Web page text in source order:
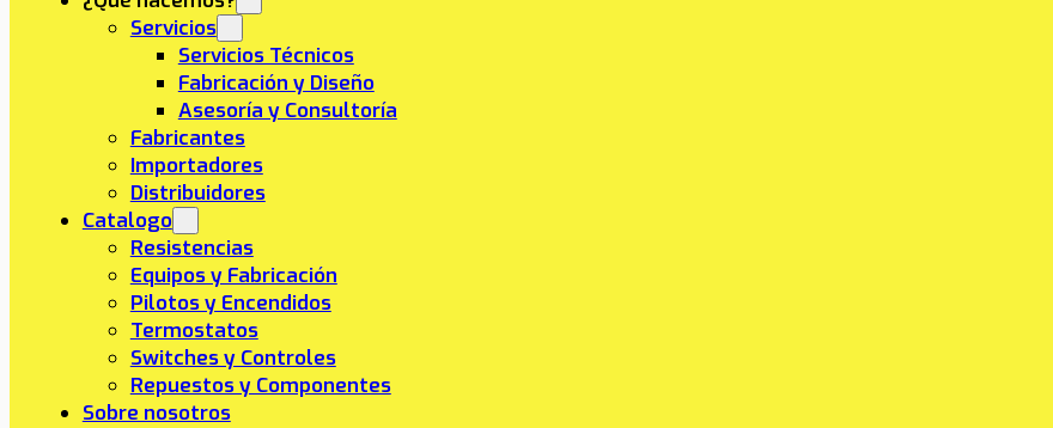
Servicios
Servicios Técnicos
Fabricación y Diseño
Asesoría y Consultoría
Fabricantes
Importadores
Distribuidores
Catalogo
Resistencias
Equipos y Fabricación
Pilotos y Encendidos
Termostatos
Switches y Controles
Repuestos y Componentes
Sobre nosotros